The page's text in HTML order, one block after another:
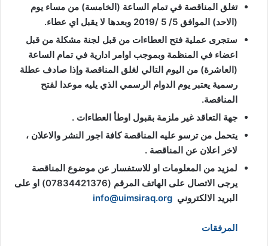
تغلق المناقصة في تمام الساعة (الخامسة) من مساء يوم
(الاحد) الموافق 5/ 5 /2019 وبعدها لا يقبل اي عطاء.
ستجرى عملية فتح العطاءات من قبل لجنة مشكلة من قبل
اعضاء في المنظمة وبموجب اوامر ادارية في تمام الساعة
(العاشرة) من اليوم التالي لغلق المناقصة وإذا صادف عطلة
رسمية يعتبر يوم الدوام الرسمي الذي يليه موعدا لفتح
المناقصة.
جهة التعاقد غير ملزمة بقبول اوطأ العطاءات .
يتحمل من ترسو عليه المناقصة كافة اجور النشر والاعلان ،
لاخر اعلان عن المناقصة .
لمزيد من المعلومات او للاستفسار عن موضوع المناقصة
يرجى الاتصال على الهاتف المرقم (07834421376) او على
البريد الالكتروني info@uimsiraq.org
المرفقات